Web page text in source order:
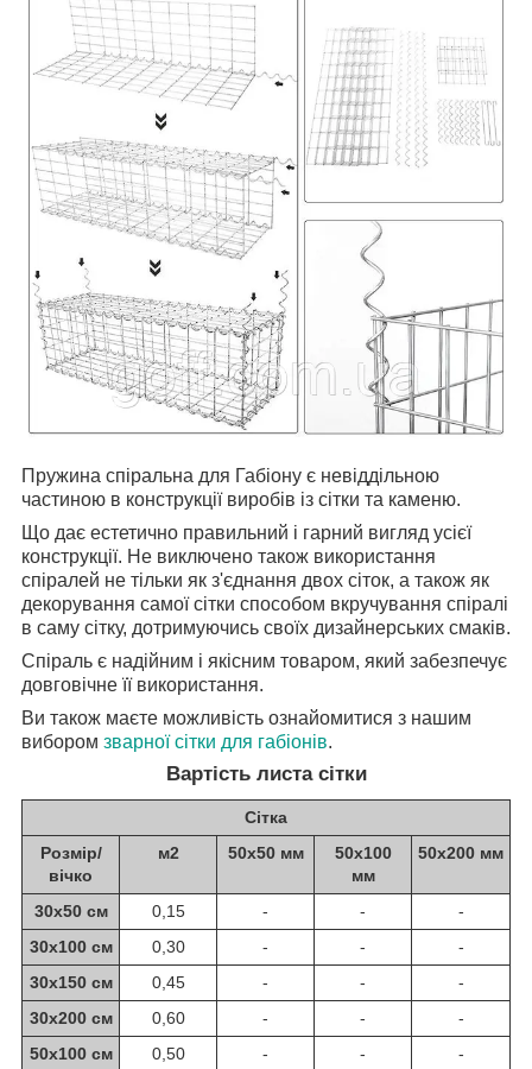
Пружина спіральна для Габіону є невіддільною
частиною в конструкції виробів із сітки та каменю.
Що дає естетично правильний і гарний вигляд усієї
конструкції. Не виключено також використання
спіралей не тільки як з'єднання двох сіток, а також як
декорування самої сітки способом вкручування спіралі
в саму сітку, дотримуючись своїх дизайнерських смаків.
Спіраль є надійним і якісним товаром, який забезпечує
довговічне її використання.
Ви також маєте можливість ознайомитися з нашим
вибором зварної сітки для габіонів.
Вартість листа сітки
Сітка
Розмір/
вічко
м2 50х50 мм
50х100
мм
50х200 мм
30х50 см 0,15 - -
-
30х100 см
0,30 - -
-
30х150 см
0,45 - -
-
30х200 см
0,60 - -
-
50х100 см
0,50 - - -